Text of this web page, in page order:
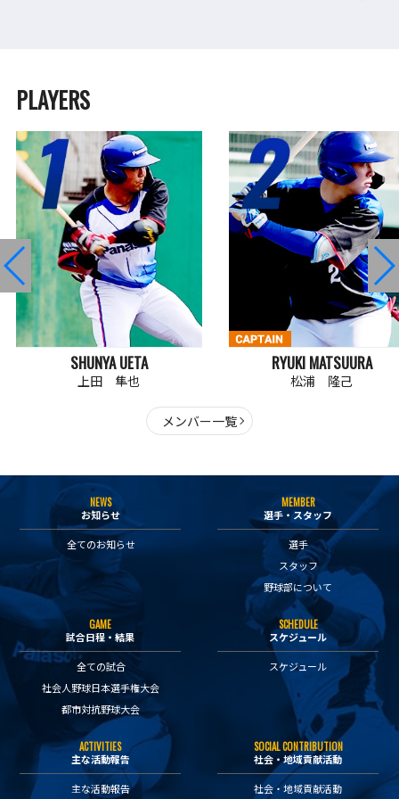
PLAYERS
SHUNYA UETA
上田 隼也
RYUKI MATSUURA
松浦 隆己
メンバー一覧
NEWS
お知らせ
全てのお知らせ
MEMBER
選手・スタッフ
選手
スタッフ
野球部について
GAME
試合日程・結果
全ての試合
社会人野球日本選手権大会
都市対抗野球大会
SCHEDULE
スケジュール
スケジュール
ACTIVITIES
主な活動報告
主な活動報告
SOCIAL CONTRIBUTION
社会・地域貢献活動
社会・地域貢献活動